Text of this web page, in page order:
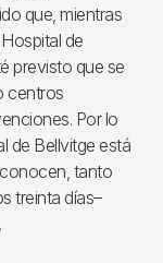
que, mientras
de
previsto que se
centros
Por lo
de Bellvitge está
tanto
treinta días–